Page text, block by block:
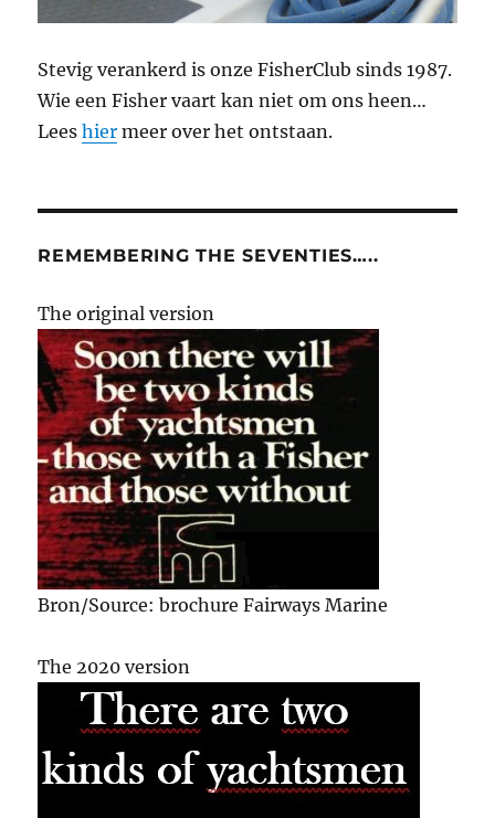
Stevig verankerd is onze FisherClub sinds 1987.
Wie een Fisher vaart kan niet om ons heen…
Leeshier meer over het ontstaan.
REMEMBERING THE SEVENTIES…..
The original version
Bron/Source: brochure Fairways Marine
The 2020 version